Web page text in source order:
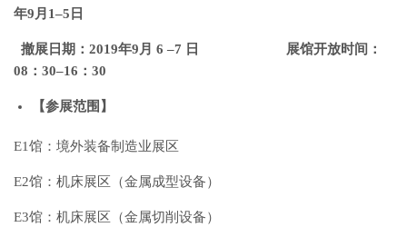
年9月1–5日
撤展日期：2019年9月 6 –7 日 展馆开放时间：
08：30–16：30
【参展范围】
E1馆：境外装备制造业展区
E2馆：机床展区（金属成型设备）
E3馆：机床展区（金属切削设备）